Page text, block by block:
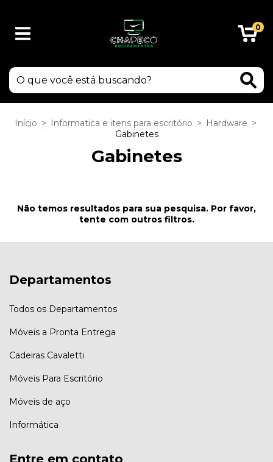
0
Início > Informatica e itens para escritório > Hardware >
Gabinetes
Gabinetes
Não temos resultados para sua pesquisa. Por favor,
tente com outros filtros.
Departamentos
Todos os Departamentos
Móveis a Pronta Entrega
Cadeiras Cavaletti
Móveis Para Escritório
Móveis de aço
Informática
Entre em contato